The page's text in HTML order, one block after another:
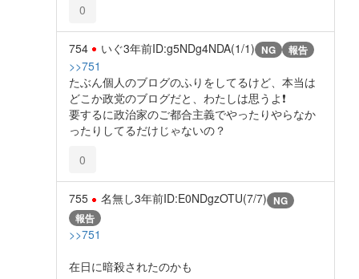
0
754 いぐ3年前ID:g5NDg4NDA(1/1) NG 報告
>>751
たぶん個人のブログのふりをしてるけど、本当は
どこか政党のブログだと、わたしは思うよ❗
要するに政治家のご都合主義でやったりやらなか
ったりしてるだけじゃないの？
0
755 名無し3年前ID:E0NDgzOTU(7/7) NG
報告
>>751
在日に暗殺されたのかも